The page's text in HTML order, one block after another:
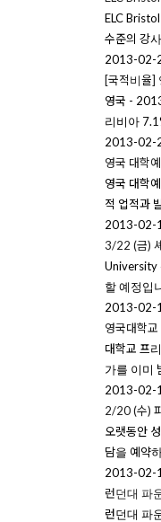
ELC
수준의 강
2013-02-
[국적비율]
영국 -
리비아
2013-02-
영국 대학
영국 대학
적 업적과
2013-02-
3/22 (금)
University
할 예정입
2013-02-
영국대학
대학교 프
가를 이미
2013-02-
2/20 (수)
오랫동안
담을 예약
2013-02-
런던대 파
런던대 파